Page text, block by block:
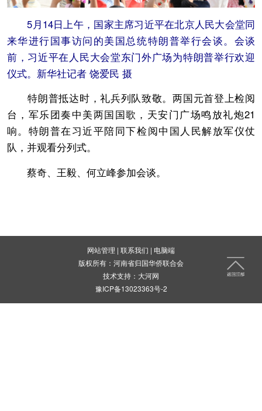
5月14日上午，国家主席习近平在北京人民大会堂同
来华进行国事访问的美国总统特朗普举行会谈。会谈
前，习近平在人民大会堂东门外广场为特朗普举行欢迎
仪式。新华社记者 饶爱民 摄
特朗普抵达时，礼兵列队致敬。两国元首登上检阅
台，军乐团奏中美两国国歌，天安门广场鸣放礼炮21
响。特朗普在习近平陪同下检阅中国人民解放军仪仗
队，并观看分列式。
蔡奇、王毅、何立峰参加会谈。
网站管理 | 联系我们 | 电脑端
版权所有：河南省归国华侨联合会
技术支持： 大河网
豫ICP备13023363号-2